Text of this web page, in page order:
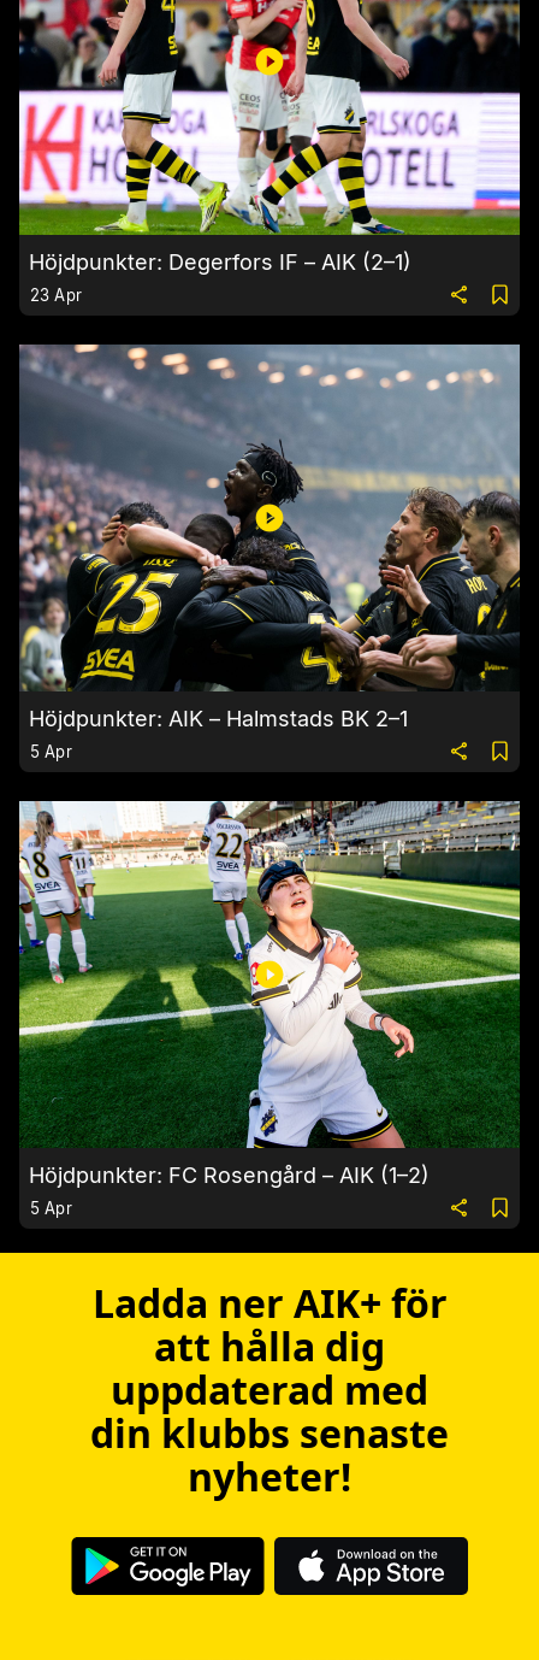
Höjdpunkter: Degerfors IF – AIK (2–1)
23 Apr
Höjdpunkter: AIK – Halmstads BK 2–1
5 Apr
Höjdpunkter: FC Rosengård – AIK (1–2)
5 Apr
Ladda ner AIK+ för
att hålla dig
uppdaterad med
din klubbs senaste
nyheter!